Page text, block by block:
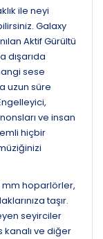
ile neyi
Galaxy
Aktif Gürültü
dışarıda
sese
uzun süre
ve insan
hiçbir
mm hoparlörler,
taşır.
seyirciler
kanalı ve diğer